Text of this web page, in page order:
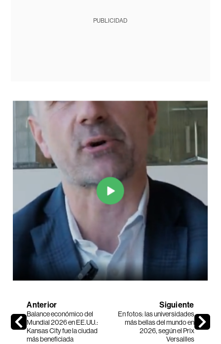
PUBLICIDAD
Anterior
Balance económico del
Mundial 2026 en EE.UU.:
Kansas City fue la ciudad
más beneficiada
Siguiente
En fotos: las universidades
más bellas del mundo en
2026, según el Prix
Versailles